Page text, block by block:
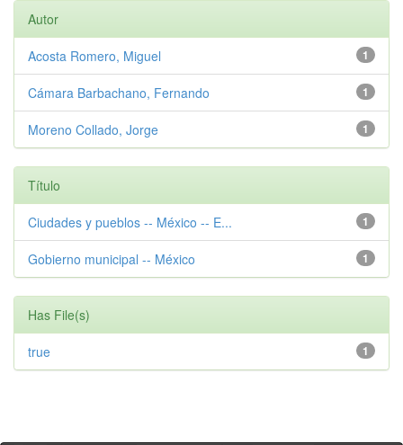
Autor
1
Acosta Romero, Miguel
1
Cámara Barbachano, Fernando
1
Moreno Collado, Jorge
Título
1
Ciudades y pueblos -- México -- E...
1
Gobierno municipal -- México
Has File(s)
1
true